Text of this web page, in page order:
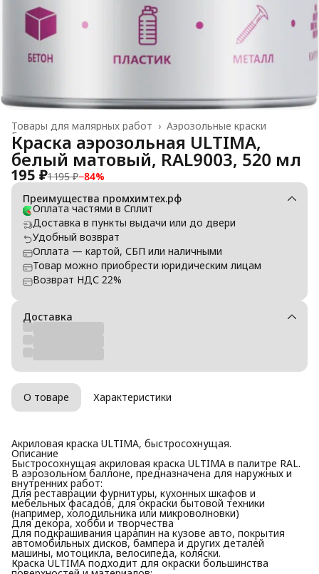
Аэрозольные краски
Товары для малярных работ ›
Главная
Краска аэрозольная ULTIMA,
белый матовый, RAL9003, 520 мл
195 ₽1 195 ₽−84%
Преимущества промхимтех.рф
Оплата частями в Сплит
Доставка в пункты выдачи или до двери
Удобный возврат
Оплата — картой, СБП или наличными
Товар можно приобрести юридическим лицам
Возврат НДС 22%
Доставка
О товаре Характеристики
Акриловая краска ULTIMA, быстросохнущая.
Описание
Быстросохнущая акриловая краска ULTIMA в палитре RAL.
В аэрозольном баллоне, предназначена для наружных и
внутренних работ:
Для реставрации фурнитуры, кухонных шкафов и
мебельных фасадов, для окраски бытовой техники
(например, холодильника или микроволновки)
Для декора, хобби и творчества
Для подкрашивания царапин на кузове авто, покрытия
автомобильных дисков, бампера и других деталей
машины, мотоцикла, велосипеда, коляски.
Краска ULTIMA подходит для окраски большинства